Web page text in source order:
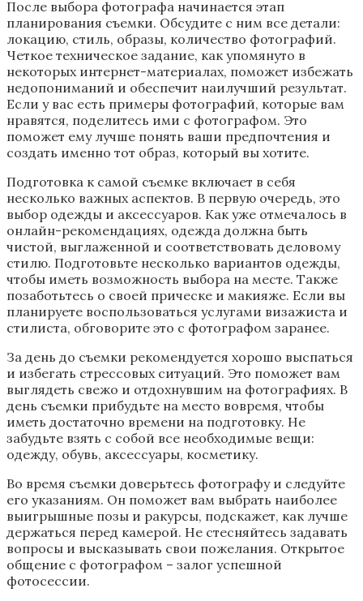
После выбора фотографа начинается этап
планирования съемки. Обсудите с ним все детали:
локацию, стиль, образы, количество фотографий.
Четкое техническое задание, как упомянуто в
некоторых интернет-материалах, поможет избежать
недопониманий и обеспечит наилучший результат.
Если у вас есть примеры фотографий, которые вам
нравятся, поделитесь ими с фотографом. Это
поможет ему лучше понять ваши предпочтения и
создать именно тот образ, который вы хотите.
Подготовка к самой съемке включает в себя
несколько важных аспектов. В первую очередь, это
выбор одежды и аксессуаров. Как уже отмечалось в
онлайн-рекомендациях, одежда должна быть
чистой, выглаженной и соответствовать деловому
стилю. Подготовьте несколько вариантов одежды,
чтобы иметь возможность выбора на месте. Также
позаботьтесь о своей прическе и макияже. Если вы
планируете воспользоваться услугами визажиста и
стилиста, обговорите это с фотографом заранее.
За день до съемки рекомендуется хорошо выспаться
и избегать стрессовых ситуаций. Это поможет вам
выглядеть свежо и отдохнувшим на фотографиях. В
день съемки прибудьте на место вовремя, чтобы
иметь достаточно времени на подготовку. Не
забудьте взять с собой все необходимые вещи:
одежду, обувь, аксессуары, косметику.
Во время съемки доверьтесь фотографу и следуйте
его указаниям. Он поможет вам выбрать наиболее
выигрышные позы и ракурсы, подскажет, как лучше
держаться перед камерой. Не стесняйтесь задавать
вопросы и высказывать свои пожелания. Открытое
общение с фотографом – залог успешной
фотосессии.